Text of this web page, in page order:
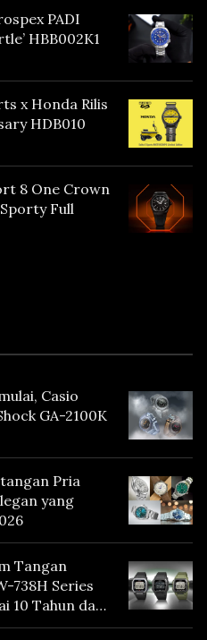
PADI
HBB002K1
x Honda Rilis
HDB010
8 One Crown
Full
Casio
GA-2100K
Pria
yang
Tangan
738H Series
10 Tahun dan